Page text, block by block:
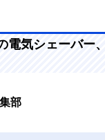
電気シェーバー
部